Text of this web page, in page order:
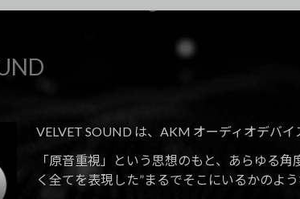
VELVET SOUND は、AKM オーディオデバイ
「原音重視」という思想のもと、あらゆる
く全てを表現した”まるでそこにいるかのよう